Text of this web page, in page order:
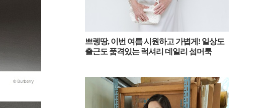
쁘렝땅, 이번 여름 시원하고 가볍게! 일상도
출근도 품격있는 럭셔리 데일리 섬머룩